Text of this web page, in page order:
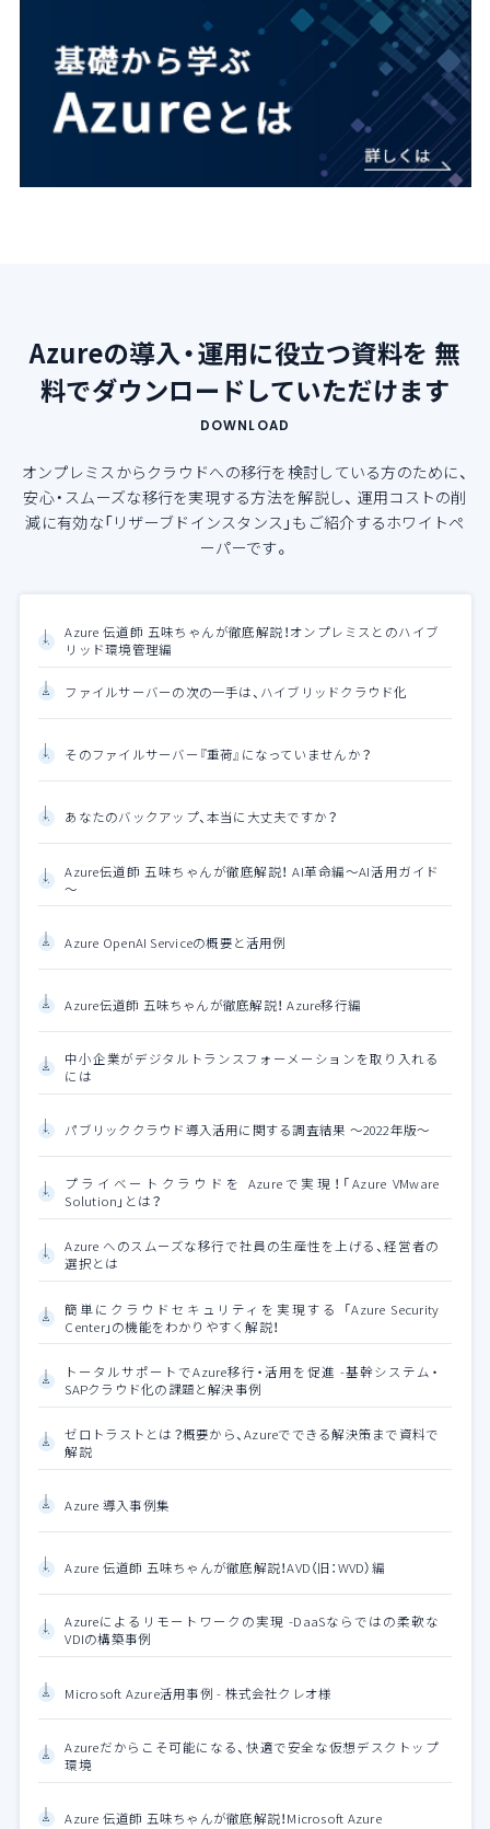
Azureの導入・運用に役立つ資料を 無
料でダウンロードしていただけます
DOWNLOAD
オンプレミスからクラウドへの移行を検討している方のために、
安心・スムーズな移行を実現する方法を解説し、 運用コストの削
減に有効な「リザーブドインスタンス」もご紹介するホワイトペ
ーパーです。
Azure 伝道師 五味ちゃんが徹底解説！オンプレミスとのハイブ
リッド環境管理編
ファイルサーバーの次の一手は、ハイブリッドクラウド化
そのファイルサーバー『重荷』になっていませんか？
あなたのバックアップ、本当に大丈夫ですか？
Azure伝道師 五味ちゃんが徹底解説！ AI革命編～AI活用ガイド
～
Azure OpenAI Serviceの概要と活用例
Azure伝道師 五味ちゃんが徹底解説！ Azure移行編
中小企業がデジタルトランスフォーメーションを取り入れる
には
パブリッククラウド導入活用に関する調査結果 ～2022年版～
プライベートクラウドを Azureで実現！「Azure VMware
Solution」とは？
Azure へのスムーズな移行で社員の生産性を上げる、経営者の
選択とは
簡単にクラウドセキュリティを実現する 「Azure Security
Center」の機能をわかりやすく解説！
トータルサポートでAzure移行・活用を促進 -基幹システム・
SAPクラウド化の課題と解決事例
ゼロトラストとは？概要から、Azureでできる解決策まで資料で
解説
Azure 導入事例集
Azure 伝道師 五味ちゃんが徹底解説！AVD（旧：WVD）編
Azureによるリモートワークの実現 -DaaSならではの柔軟な
VDIの構築事例
Microsoft Azure活用事例 - 株式会社クレオ様
Azureだからこそ可能になる、快適で安全な仮想デスクトップ
環境
Azure 伝道師 五味ちゃんが徹底解説！Microsoft Azure